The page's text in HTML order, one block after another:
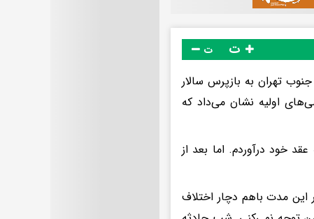
ت
تهران به بازپرس سالار
اولیه نشان می‌داد که
او را به عقد خود درآوردم. اما بعد از
این مدت باهم دچار اختلاف